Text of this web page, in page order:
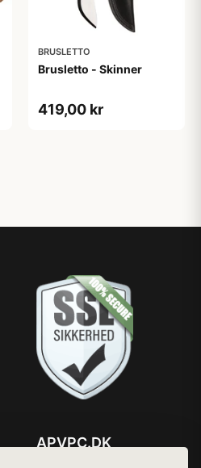
BRUSLETTO
Brusletto - Skinner
419,00 kr
APVPC.DK